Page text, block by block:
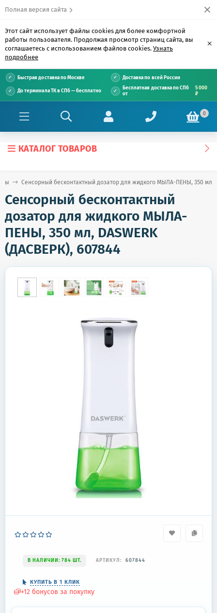
Полная версия сайта
Этот сайт использует файлы cookies для более комфортной
работы пользователя. Продолжая просмотр страниц сайта, вы
соглашаетесь с использованием файлов cookies. Узнать
подробнее
×
Быстрая доставка по Москве Доставка по всей России
До терминала ТК в СПб — бесплатно
Бесплатная доставка по СПб
от
5 000
₽
0
КАТАЛОГ ТОВАРОВ
Сенсорный бесконтактный дозатор для жидкого МЫЛА-ПЕНЫ, 350 мл,
Сенсорный бесконтактный
дозатор для жидкого МЫЛА-
ПЕНЫ, 350 мл, DASWERK
(ДАСВЕРК), 607844
В НАЛИЧИИ: 784 ШТ. АРТИКУЛ: 607844
КУПИТЬ В 1 КЛИК
+12 бонусов за покупку